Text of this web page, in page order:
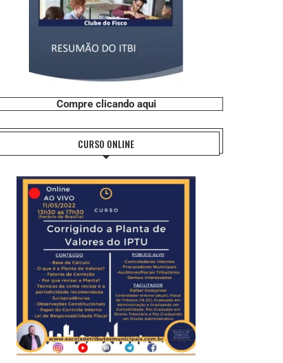
Compre clicando aqui
CURSO ONLINE